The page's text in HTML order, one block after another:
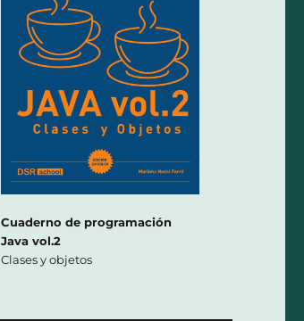
Cuaderno de programación
Java vol.2
Clases y objetos